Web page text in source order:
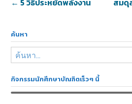
สมดุ
← 5 วิธีประหยัดพลังงาน
ค้นหา
กิจกรรมนักศึกษาบัณฑิตเร็วๆ นี้